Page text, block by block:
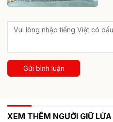
Gửi bình luận
XEM THÊM NGƯỜI GIỮ LỬA